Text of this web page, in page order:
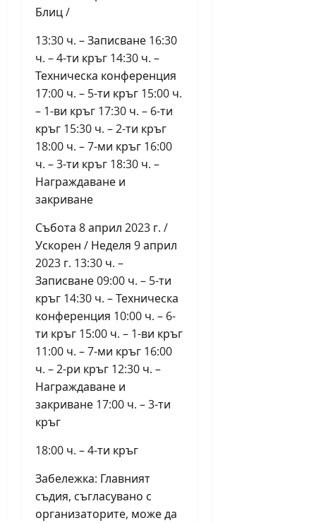
Блиц /
13:30 ч. – Записване 16:30
ч. – 4-ти кръг 14:30 ч. –
Техническа конференция
17:00 ч. – 5-ти кръг 15:00 ч.
– 1-ви кръг 17:30 ч. – 6-ти
кръг 15:30 ч. – 2-ти кръг
18:00 ч. – 7-ми кръг 16:00
ч. – 3-ти кръг 18:30 ч. –
Награждаване и
закриване
Събота 8 април 2023 г. /
Ускорен / Неделя 9 април
2023 г. 13:30 ч. –
Записване 09:00 ч. – 5-ти
кръг 14:30 ч. – Техническа
конференция 10:00 ч. – 6-
ти кръг 15:00 ч. – 1-ви кръг
11:00 ч. – 7-ми кръг 16:00
ч. – 2-ри кръг 12:30 ч. –
Награждаване и
закриване 17:00 ч. – 3-ти
кръг
18:00 ч. – 4-ти кръг
Забележка: Главният
съдия, съгласувано с
организаторите, може да